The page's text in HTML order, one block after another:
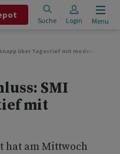
Suche Login Menu
über Tagestief mit moderatem Plus
SMI
mit
hat am Mittwoch